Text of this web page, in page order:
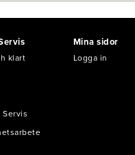
klart
Servis
Mina sidor
Logga in